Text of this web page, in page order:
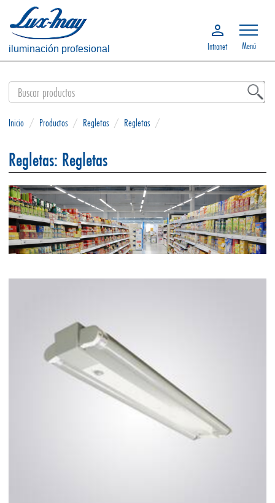
iluminación profesional Intranet Menú
Inicio / Productos / Regletas / Regletas /
Regletas: Regletas